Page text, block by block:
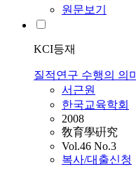
원문보기
KCI등재
질적연구 수행의 의미
서근원
한국교육학회
2008
敎育學硏究
Vol.46 No.3
복사/대출신청